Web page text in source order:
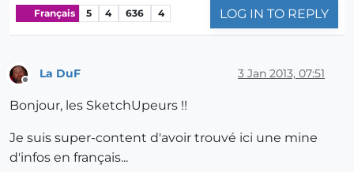
Français 5 4 636 4 LOG IN TO REPLY
La DuF 3 Jan 2013, 07:51
Bonjour, les SketchUpeurs !!
Je suis super-content d'avoir trouvé ici une mine
d'infos en français...